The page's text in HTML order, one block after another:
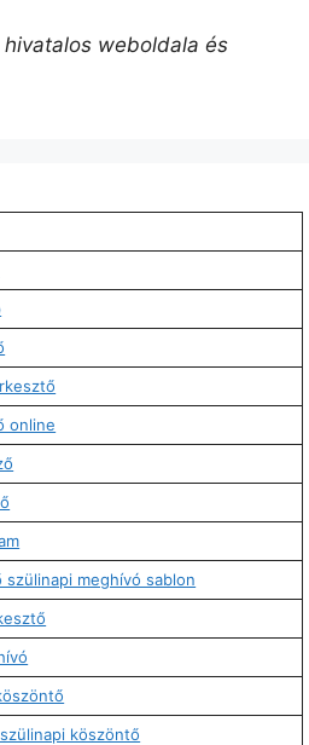
weboldala és
online
meghívó sablon
köszöntő